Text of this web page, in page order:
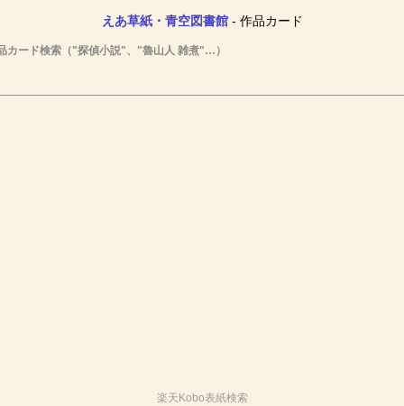
えあ草紙・青空図書館- 作品カード
カード検索（"探偵小説"、"魯山人 雑煮"…）
楽天Kobo表紙検索